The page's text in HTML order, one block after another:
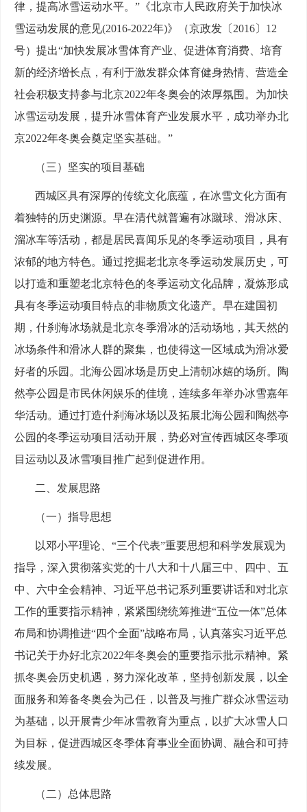
律，提高冰雪运动水平。”《北京市人民政府关于加快冰
雪运动发展的意见(2016-2022年)》（京政发〔2016〕12
号）提出“加快发展冰雪体育产业、促进体育消费、培育
新的经济增长点，有利于激发群众体育健身热情、营造全
社会积极支持参与北京2022年冬奥会的浓厚氛围。为加快
冰雪运动发展，提升冰雪体育产业发展水平，成功举办北
京2022年冬奥会奠定坚实基础。”
（三）坚实的项目基础
西城区具有深厚的传统文化底蕴，在冰雪文化方面有
着独特的历史渊源。早在清代就普遍有冰蹴球、滑冰床、
溜冰车等活动，都是居民喜闻乐见的冬季运动项目，具有
浓郁的地方特色。通过挖掘老北京冬季运动发展历史，可
以打造和重塑老北京特色的冬季运动文化品牌，凝炼形成
具有冬季运动项目特点的非物质文化遗产。早在建国初
期，什刹海冰场就是北京冬季滑冰的活动场地，其天然的
冰场条件和滑冰人群的聚集，也使得这一区域成为滑冰爱
好者的乐园。北海公园冰场是历史上清朝冰嬉的场所。陶
然亭公园是市民休闲娱乐的佳境，连续多年举办冰雪嘉年
华活动。通过打造什刹海冰场以及拓展北海公园和陶然亭
公园的冬季运动项目活动开展，势必对宣传西城区冬季项
目运动以及冰雪项目推广起到促进作用。
二、发展思路
（一）指导思想
以邓小平理论、“三个代表”重要思想和科学发展观为
指导，深入贯彻落实党的十八大和十八届三中、四中、五
中、六中全会精神、习近平总书记系列重要讲话和对北京
工作的重要指示精神，紧紧围绕统筹推进“五位一体”总体
布局和协调推进“四个全面”战略布局，认真落实习近平总
书记关于办好北京2022年冬奥会的重要指示批示精神。紧
抓冬奥会历史机遇，努力深化改革，坚持创新发展，以全
面服务和筹备冬奥会为己任，以普及与推广群众冰雪运动
为基础，以开展青少年冰雪教育为重点，以扩大冰雪人口
为目标，促进西城区冬季体育事业全面协调、融合和可持
续发展。
（二）总体思路